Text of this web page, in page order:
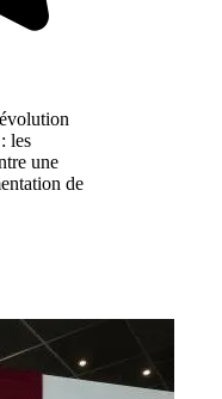
les
une
de